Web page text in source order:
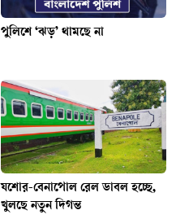
পুলিশে ‘ঝড়’ থামছে না
যশোর-বেনাপোল রেল ডাবল হচ্ছে,
খুলছে নতুন দিগন্ত